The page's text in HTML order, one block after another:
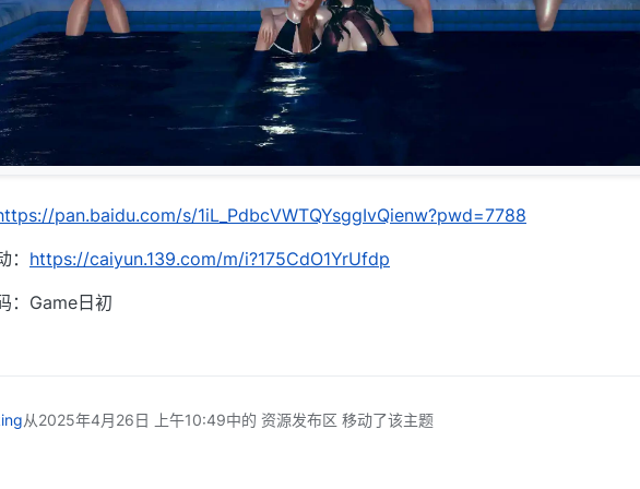
pan.baidu.com/s/1iL_PdbcVWTQYsggIvQienw?pwd=7788
https://caiyun.139.com/m/i?175CdO1YrUfdp
：Game日初
从2025年4月26日 上午10:49中的 资源发布区 移动了该主题